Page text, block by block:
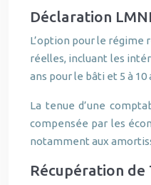
Déclaration
L’option pour le régime
réelles, incluant les
ans pour le bâti et 5 à
La tenue d’une
compensée par les
notamment aux
Récupération de